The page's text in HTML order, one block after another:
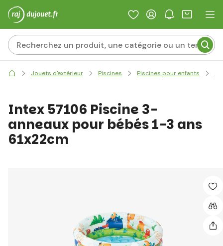
Jouets d'extérieur Piscines Piscines pour enfants
Intex 57106 Piscine 3-
anneaux pour bébés 1-3 ans
61x22cm